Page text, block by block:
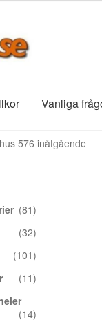
Vanliga
576 inåtgående
(81)
(32)
(101)
(11)
(14)